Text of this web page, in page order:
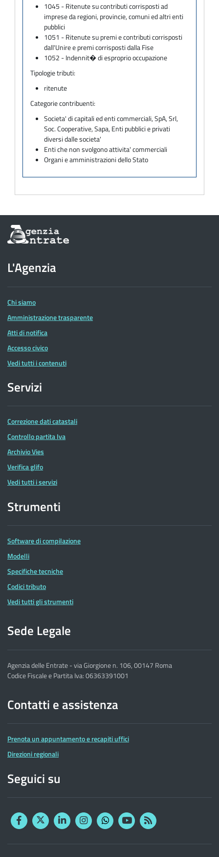
1045 - Ritenute su contributi corrisposti ad
imprese da regioni, provincie, comuni ed altri enti
pubblici
1051 - Ritenute su premi e contributi corrisposti
dall'Unire e premi corrisposti dalla Fise
1052 - Indennit� di esproprio occupazione
Tipologie tributi:
ritenute
Categorie contribuenti:
Societa' di capitali ed enti commerciali, SpA, Srl,
Soc. Cooperative, Sapa, Enti pubblici e privati
diversi dalle societa'
Enti che non svolgono attivita' commerciali
Organi e amministrazioni dello Stato
Informazioni
sul
dell'Agenzia
delle
Entrate
L'Agenzia
Chi siamo
Amministrazione trasparente
Atti di notifica
Accesso civico
Vedi tutti i contenuti
Servizi
Correzione dati catastali
Controllo partita Iva
Archivio Vies
Verifica glifo
Vedi tutti i servizi
Strumenti
Software di compilazione
Modelli
Specifiche tecniche
Codici tributo
Vedi tutti gli strumenti
Sede Legale
Agenzia delle Entrate - via Giorgione n. 106, 00147 Roma
Codice Fiscale e Partita Iva: 06363391001
Contatti e assistenza
Prenota un appuntamento e recapiti uffici
Direzioni regionali
Seguici su
FacebookTwitterLinkedinInstagram
YouTubeRSS